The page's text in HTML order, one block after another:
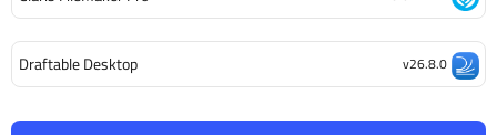
Draftable Desktop v26.8.0